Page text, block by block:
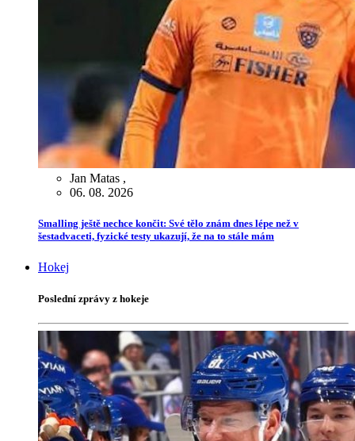
Jan Matas ,
06. 08. 2026
Smalling ještě nechce končit: Své tělo znám dnes lépe než v
šestadvaceti, fyzické testy ukazují, že na to stále mám
Hokej
Poslední zprávy z hokeje